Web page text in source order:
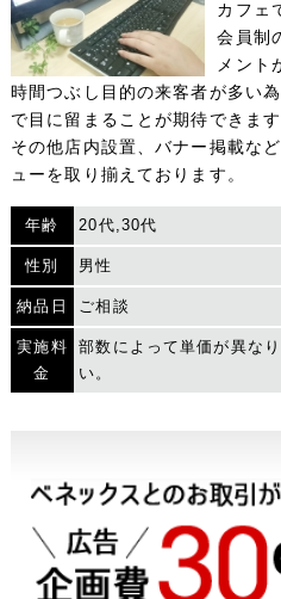
カフェ
会員制
メント
時間つぶし目的の来客者が多い
で目に留まることが期待できます
その他店内設置、バナー掲載な
ューを取り揃えております。
年齢 20代,30代
性別 男性
納品日 ご相談
実施料
金
部数によって単価が異な
い。